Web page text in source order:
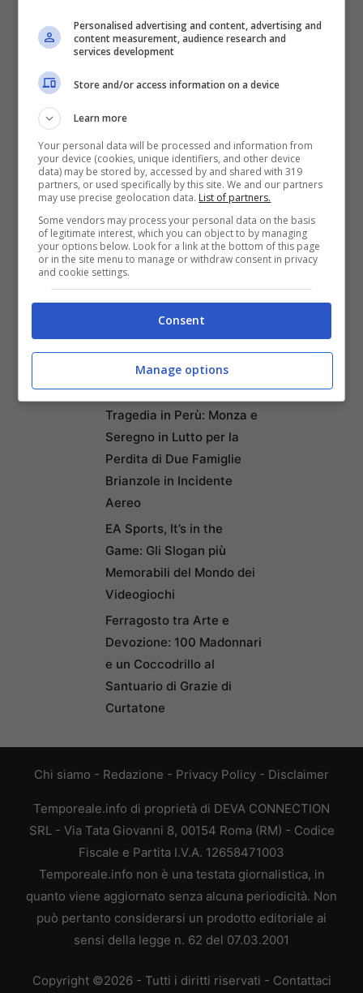
Articoli recenti
e Collaborazioni con
TikTok per Contrastare
l’Ascesa di YouTube
Da Gioco a Tragedia:
Paralisi Causata da
Swatting Durante Partita
di Rust
Abbandona Pongo, il suo
cane meticcio, senza cibo
vacanze: l’animale salvato
in extremis
Tragedia in Perù: Monza e
Seregno in Lutto per la
Perdita di Due Famiglie
Brianzole in Incidente
Aereo
EA Sports, It’s in the
Game: Gli Slogan più
Memorabili del Mondo dei
Videogiochi
Ferragosto tra Arte e
Devozione: 100 Madonnari
e un Coccodrillo al
Santuario di Grazie di
Curtatone
Chi siamo - Redazione - Privacy Policy - Disclaimer
Temporeale.info di proprietà di DEVA CONNECTION
SRL - Via Tata Giovanni 8, 00154 Roma (RM) - Codice
Fiscale e Partita I.V.A. 12658471003
Temporeale.info non è una testata giornalistica, in
quanto viene aggiornato senza alcuna periodicità. Non
può pertanto considerarsi un prodotto editoriale ai
sensi della legge n. 62 del 07.03.2001
Copyright ©2026 - Tutti i diritti riservati - Contattaci
Personalised advertising and content, advertising and
content measurement, audience research and
services development
Store and/or access information on a device
Learn more
Your personal data will be processed and information from
your device (cookies, unique identifiers, and other device
data) may be stored by, accessed by and shared with 319
partners, or used specifically by this site. We and our partners
may use precise geolocation data. List of partners.
Some vendors may process your personal data on the basis
of legitimate interest, which you can object to by managing
your options below. Look for a link at the bottom of this page
or in the site menu to manage or withdraw consent in privacy
and cookie settings.
Consent
Manage options